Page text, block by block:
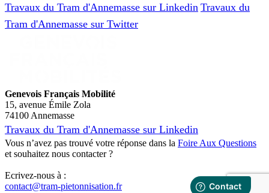
Travaux du Tram d'Annemasse sur Linkedin Travaux du
Tram d'Annemasse sur Twitter
Genevois Français Mobilité
15, avenue Émile Zola
74100 Annemasse
Travaux du Tram d'Annemasse sur Linkedin
Vous n’avez pas trouvé votre réponse dans la Foire Aux Questions
et souhaitez nous contacter ?
Ecrivez-nous à :
contact@tram-pietonnisation.fr